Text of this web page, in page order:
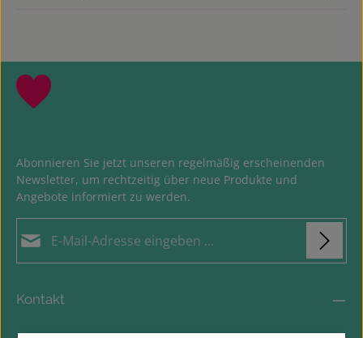
Abonnieren Sie jetzt unseren regelmäßig erscheinenden
Newsletter, um rechtzeitig über neue Produkte und
Angebote informiert zu werden.
Ich habe die
Die mit einem Stern (*) markierten Felder sind
Kontakt